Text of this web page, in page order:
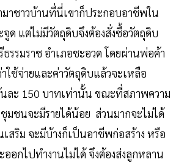
มาชาวบ้านที่นี่เขาก็ประกอบอาชีพใน
จูด แต่ไม่มีวัตถุดิบจึงต้องสั่งซื้อวัตถุดิบ
รรมราช อำเภอชะอวด โดยผ่านพ่อค้า
ใช้จ่ายและค่าวัตถุดิบแล้วจะเหลือ
ละ 150 บาทเท่านั้น ขณะที่สภาพความ
มชนจะมีรายได้น้อย ส่วนมากจะไม่ได้
สริม จะมีบ้างก็เป็นอาชีพก่อสร้าง หรือ
ออกไปทำงานไม่ได้ จึงต้องส่งลูกหลาน